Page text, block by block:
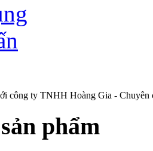
công ty TNHH Hoàng Gia -
phẩm